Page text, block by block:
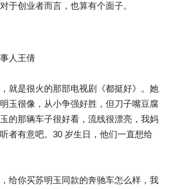
于创业者而言，也算有个面子。
人王倩
就是很火的那部电视剧《都挺好》。她
玉很像，从小争强好胜，但刀子嘴豆腐
的那辆车子很好看，流线很漂亮，我妈
者有意吧。30 岁生日，他们一直想给
给你买苏明玉同款的奔驰车怎么样，我